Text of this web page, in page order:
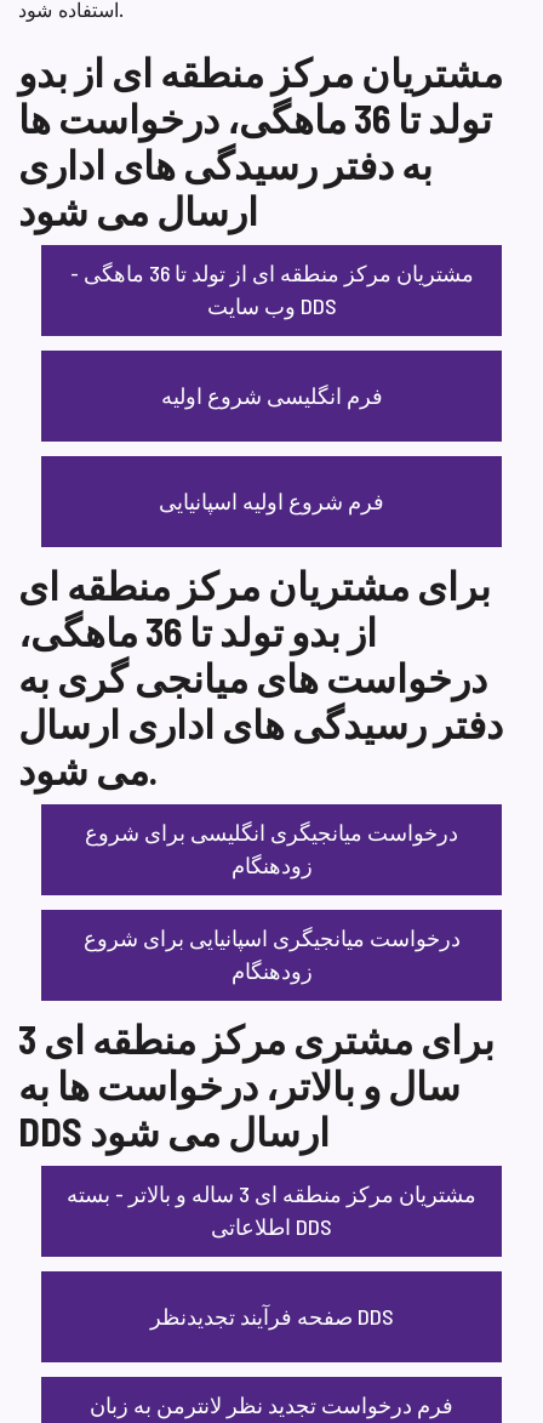
استفاده شود.
مشتریان مرکز منطقه ای از بدو
تولد تا 36 ماهگی، درخواست ها
به دفتر رسیدگی های اداری
ارسال می شود
مشتریان مرکز منطقه ای از تولد تا 36 ماهگی -
وب سایت DDS
فرم انگلیسی شروع اولیه
فرم شروع اولیه اسپانیایی
برای مشتریان مرکز منطقه ای
از بدو تولد تا 36 ماهگی،
درخواست های میانجی گری به
دفتر رسیدگی های اداری ارسال
می شود.
درخواست میانجیگری انگلیسی برای شروع
زودهنگام
درخواست میانجیگری اسپانیایی برای شروع
زودهنگام
برای مشتری مرکز منطقه ای 3
سال و بالاتر، درخواست ها به
DDS ارسال می شود
مشتریان مرکز منطقه ای 3 ساله و بالاتر - بسته
اطلاعاتی DDS
صفحه فرآیند تجدیدنظر DDS
فرم درخواست تجدید نظر لانترمن به زبان